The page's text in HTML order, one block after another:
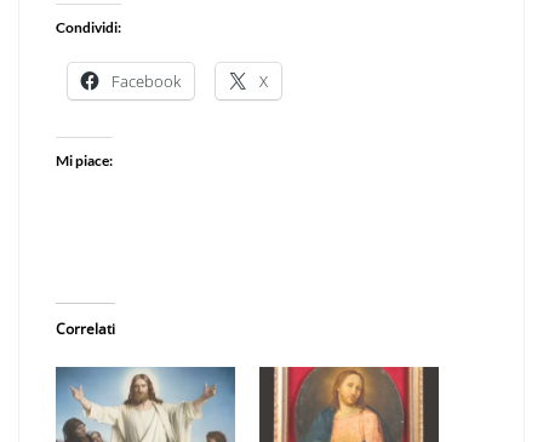
Condividi:
Facebook X
Mi piace:
Correlati